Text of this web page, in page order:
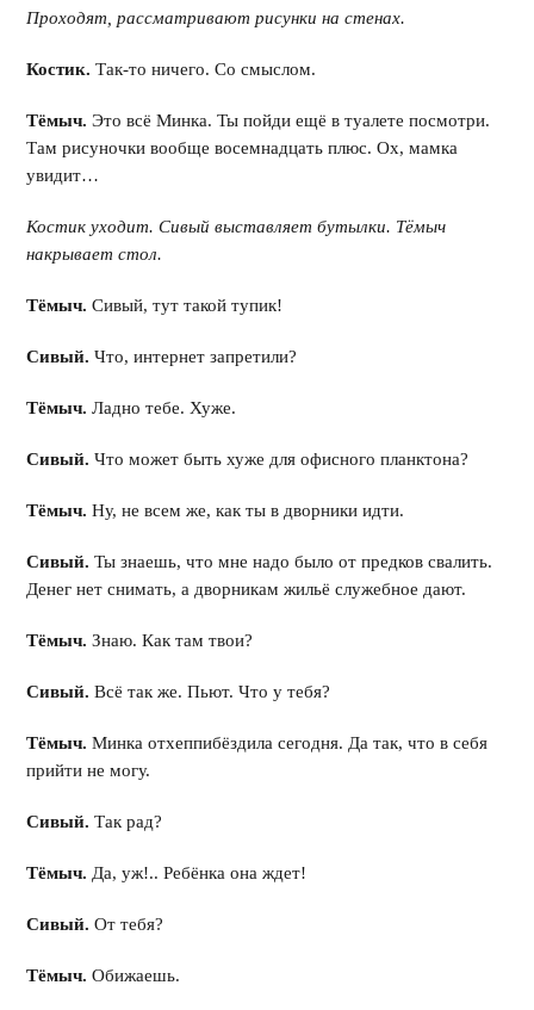
Проходят, рассматривают рисунки на стенах.
Костик.Так-то ничего. Со смыслом.
Тёмыч. Это всё Минка. Ты пойди ещё в туалете посмотри.
Там рисуночки вообще восемнадцать плюс. Ох, мамка
увидит…
Костик уходит. Сивый выставляет бутылки. Тёмыч
накрывает стол.
Тёмыч. Сивый, тут такой тупик!
Сивый. Что, интернет запретили?
Тёмыч. Ладно тебе. Хуже.
Сивый. Что может быть хуже для офисного планктона?
Тёмыч. Ну, не всем же, как ты в дворники идти.
Сивый. Ты знаешь, что мне надо было от предков свалить.
Денег нет снимать, а дворникам жильё служебное дают.
Тёмыч. Знаю. Как там твои?
Сивый. Всё так же. Пьют. Что у тебя?
Тёмыч. Минка отхеппибёздила сегодня. Да так, что в себя
прийти не могу.
Сивый. Так рад?
Тёмыч. Да, уж!.. Ребёнка она ждет!
Сивый. От тебя?
Тёмыч. Обижаешь.